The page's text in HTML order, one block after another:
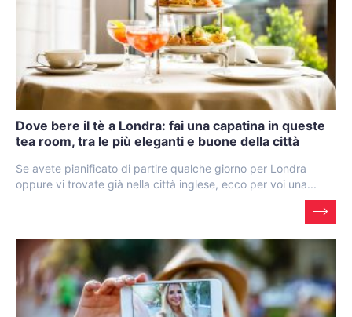
Dove bere il tè a Londra: fai una capatina in queste
tea room, tra le più eleganti e buone della città
Se avete pianificato di partire qualche giorno per Londra
oppure vi trovate già nella città inglese, ecco per voi una...